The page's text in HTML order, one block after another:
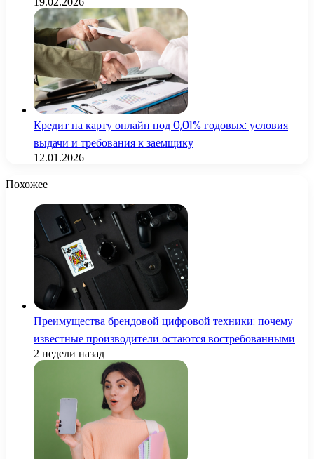
Кредит на карту онлайн под 0,01% годовых: условия
выдачи и требования к заемщику
12.01.2026
Похожее
Преимущества брендовой цифровой техники: почему
известные производители остаются востребованными
2 недели назад